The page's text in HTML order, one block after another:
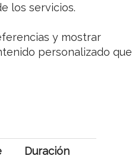
los servicios.
y mostrar
personalizado que
Duración